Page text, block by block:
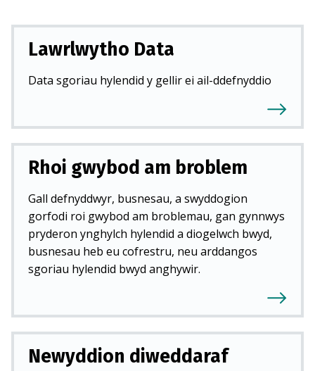
Lawrlwytho Data
Data sgoriau hylendid y gellir ei ail-ddefnyddio
Rhoi gwybod am broblem
Gall defnyddwyr, busnesau, a swyddogion
gorfodi roi gwybod am broblemau, gan gynnwys
pryderon ynghylch hylendid a diogelwch bwyd,
busnesau heb eu cofrestru, neu arddangos
sgoriau hylendid bwyd anghywir.
Newyddion diweddaraf